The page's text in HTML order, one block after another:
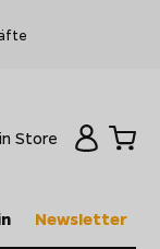
Store
Newsletter